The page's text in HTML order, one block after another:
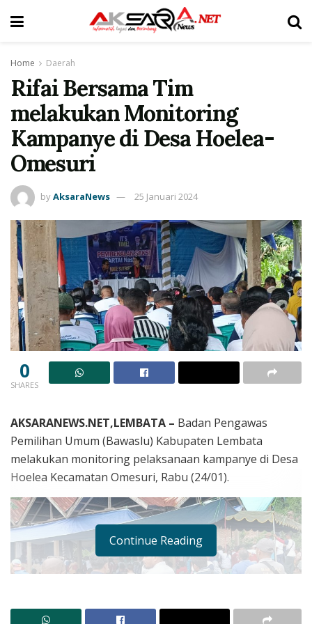
Home Daerah
Rifai Bersama Tim
melakukan Monitoring
Kampanye di Desa Hoelea-
Omesuri
byAksaraNews 25 Januari 2024
0
SHARES
AKSARANEWS.NET,LEMBATA – Badan Pengawas
Pemilihan Umum (Bawaslu) Kabupaten Lembata
melakukan monitoring pelaksanaan kampanye di Desa
Hoelea Kecamatan Omesuri, Rabu (24/01).
Continue Reading